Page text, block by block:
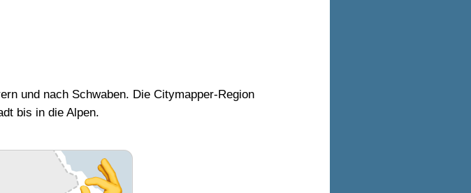
und nach Schwaben. Die Citymapper-Region
bis in die Alpen.